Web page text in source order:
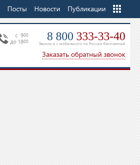
Посты Новости Публикации
Еще
c 900
до 1800 8 800 333-33-40
Звонок и с мобильного по России бесплатный
Заказать обратный звонок